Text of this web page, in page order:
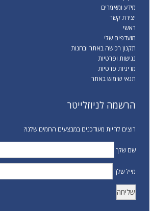
מידע ומאמרים
יצירת קשר
ראשי
מועדפים שלי
תקנון רכישה באתר ובחנות
נגישות ופרטיות
מדיניות פרטיות
תנאי שימוש באתר
הרשמה לניוזלייטר
רוצים להיות מעודכנים במבצעים החמים שלנו?
שם שלך
מייל שלך